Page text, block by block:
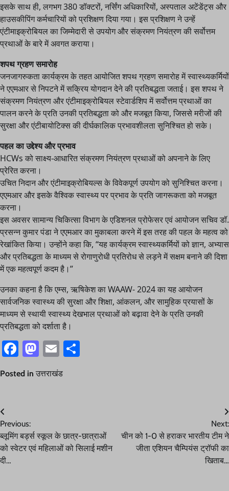
इसके साथ ही, लगभग 380 डॉक्टरों, नर्सिंग अधिकारियों, अस्पताल अटेंडेंट्स और
हाउसकीपिंग कर्मचारियों को प्रशिक्षण दिया गया। इस प्रशिक्षण ने उन्हें
एंटीमाइक्रोबियल का जिम्मेदारी से उपयोग और संक्रमण नियंत्रण की सर्वोत्तम
प्रथाओं के बारे में अवगत कराया।
शपथ ग्रहण समारोह
जनजागरुकता कार्यक्रम के तहत आयोजित शपथ ग्रहण समारोह में स्वास्थ्यकर्मियों
ने एएमआर से निपटने में सक्रिय योगदान देने की प्रतिबद्धता जताई। इस शपथ ने
संक्रमण नियंत्रण और एंटीमाइक्रोबियल स्टेवार्डशिप में सर्वोत्तम प्रथाओं का
पालन करने के प्रति उनकी प्रतिबद्धता को और मजबूत किया, जिससे मरीजों की
सुरक्षा और एंटीबायोटिक्स की दीर्घकालिक प्रभावशीलता सुनिश्चित हो सके।
पहल का उद्देश्य और प्रभाव
HCWs को साक्ष्य-आधारित संक्रमण नियंत्रण प्रथाओं को अपनाने के लिए
प्रेरित करना।
उचित निदान और एंटीमाइक्रोबियल्स के विवेकपूर्ण उपयोग को सुनिश्चित करना।
एएमआर और इसके वैश्विक स्वास्थ्य पर प्रभाव के प्रति जागरूकता को मजबूत
करना।
इस अवसर सामान्य चिकित्सा विभाग के एडिशनल प्रोफेसर एवं आयोजन सचिव डॉ.
प्रसन्न कुमार पंडा ने एएमआर का मुकाबला करने में इस तरह की पहल के महत्व को
रेखांकित किया। उन्होंने कहा कि, “यह कार्यक्रम स्वास्थ्यकर्मियों को ज्ञान, अभ्यास
और प्रतिबद्धता के माध्यम से रोगाणुरोधी प्रतिरोध से लड़ने में सक्षम बनाने की दिशा
में एक महत्वपूर्ण कदम है।”
उनका कहना है कि एम्स, ऋषिकेश का WAAW- 2024 का यह आयोजन
सार्वजनिक स्वास्थ्य की सुरक्षा और शिक्षा, आंकलन, और सामुहिक प्रयासों के
माध्यम से स्थायी स्वास्थ्य देखभाल प्रथाओं को बढ़ावा देने के प्रति उनकी
प्रतिबद्धता को दर्शाता है।
Facebook
Mastodon
Email
Posted in उत्तराखंड
Post
navigation
Previous:
ब्लूमिंग बर्ड्स स्कूल के छात्र-छात्राओं
को स्वेटर एवं महिलाओं को सिलाई मशीन
दी…
Next:
चीन को 1-0 से हराकर भारतीय टीम ने
जीता एशियन चैम्पियंस ट्रॉफी का
खिताब…